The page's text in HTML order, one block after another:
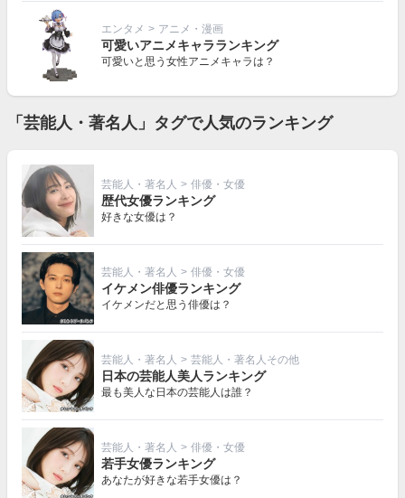
エンタメ > アニメ・漫画
可愛いアニメキャラランキング
可愛いと思う女性アニメキャラは？
「芸能人・著名人」タグで人気のランキング
芸能人・著名人 > 俳優・女優
歴代女優ランキング
好きな女優は？
芸能人・著名人 > 俳優・女優
イケメン俳優ランキング
イケメンだと思う俳優は？
芸能人・著名人 > 芸能人・著名人その他
日本の芸能人美人ランキング
最も美人な日本の芸能人は誰？
芸能人・著名人 > 俳優・女優
若手女優ランキング
あなたが好きな若手女優は？